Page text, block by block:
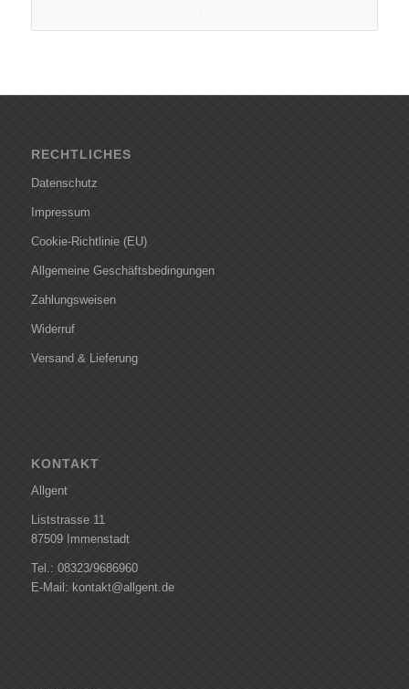
RECHTLICHES
Datenschutz
Impressum
Cookie-Richtlinie (EU)
Allgemeine Geschäftsbedingungen
Zahlungsweisen
Widerruf
Versand & Lieferung
KONTAKT
Allgent
Liststrasse 11
87509 Immenstadt
Tel.: 08323/9686960
E-Mail: kontakt@allgent.de